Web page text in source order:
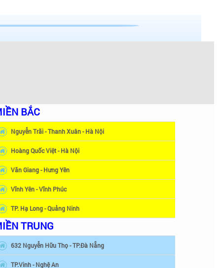
số điện thoại và phiếu bảo hành giấy, đảm bảo
để. Nếu không gian bếp thông thoáng nhiều cửa
chịu trong quá trình sử dụng. Chính vì vậy, quý
tủ bếp. Bởi như vậy, sẽ giúp bạn chọn được mẫu
máy hút mùi, quý khách mới tiến hành đóng tủ
Bởi nếu để đường ống thoát bé quá thì khi
BẮC
Nguyễn Trãi - Thanh Xuân - Hà Nội
Hoàng Quốc Việt - Hà Nội
Văn Giang - Hưng Yên
Vĩnh Yên - Vĩnh Phúc
TP. Hạ Long - Quảng Ninh
TRUNG
632 Nguyễn Hữu Thọ - TP.Đà Nẵng
TP.Vinh - Nghệ An